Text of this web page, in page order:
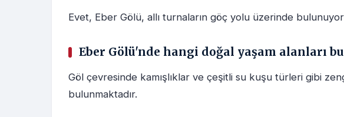
Evet, Eber Gölü, allı turnaların göç yolu üzerinde
Eber Gölü'nde hangi doğal yaşam alanları
Göl çevresinde kamışlıklar ve çeşitli su kuşu türleri gibi
bulunmaktadır.